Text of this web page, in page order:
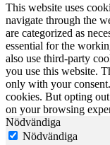
This website uses
navigate through the
are categorized as
essential for the
also use third-party
you use this website.
only with your
cookies. But opting
on your browsing
Nödvändiga
Nödvändiga